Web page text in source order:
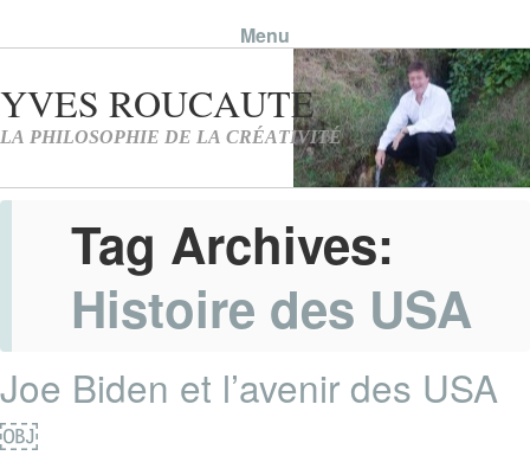
Menu
Skip to content
Tag Archives:
Histoire des USA
Joe Biden et l’avenir des USA
￼